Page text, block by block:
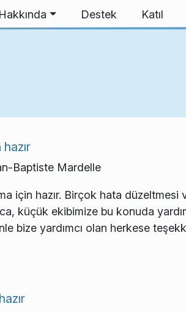
Hakkında Destek Katıl
Baptiste Mardelle
için hazır. Birçok hata düzeltmesi
küçük ekibimize bu konuda
bize yardımcı olan herkese